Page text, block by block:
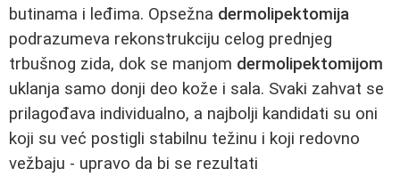
butinama i leđima. Opsežna dermolipektomija
podrazumeva rekonstrukciju celog prednjeg
trbušnog zida, dok se manjom dermolipektomijom
uklanja samo donji deo kože i sala. Svaki zahvat se
prilagođava individualno, a najbolji kandidati su oni
koji su već postigli stabilnu težinu i koji redovno
vežbaju - upravo da bi se rezultati